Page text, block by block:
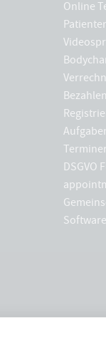
Online
DSGVO